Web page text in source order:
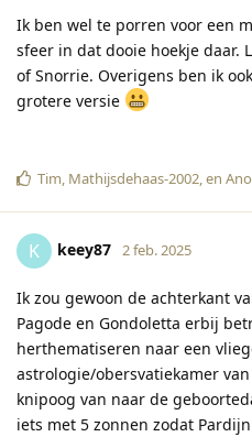
Ik ben wel te porren voor een
sfeer in dat dooie hoekje daar.
of Snorrie. Overigens ben ik
grotere versie
Tim, Mathijsdehaas-2002, en
K keey87 2 feb. 2025
Ik zou gewoon de achterkant
Pagode en Gondoletta erbij
herthematiseren naar een
astrologie/obersvatiekamer
knipoog van naar de
iets met 5 zonnen zodat